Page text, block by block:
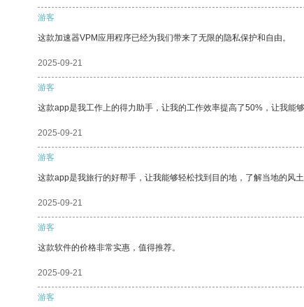
游客
这款加速器VPM应用程序已经为我们带来了无限的隐私保护和自由。
2025-09-21
游客
这款app是我工作上的得力助手，让我的工作效率提高了50%，让我能
2025-09-21
游客
这款app是我旅行的好帮手，让我能够轻松找到目的地，了解当地的风土
2025-09-21
游客
这款软件的价格非常实惠，值得推荐。
2025-09-21
游客